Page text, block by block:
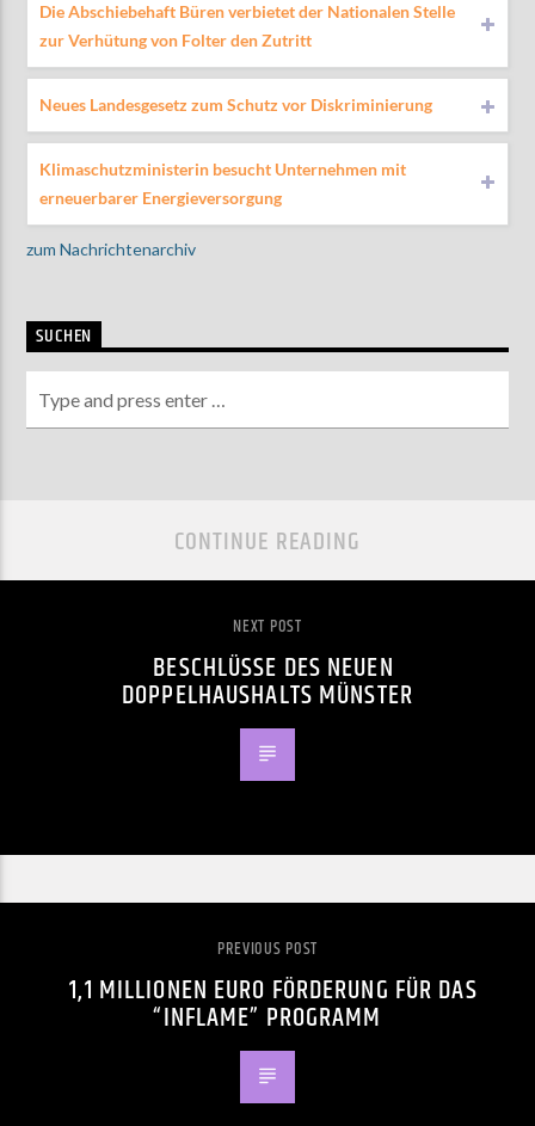
Die Abschiebehaft Büren verbietet der Nationalen Stelle
zur Verhütung von Folter den Zutritt
Neues Landesgesetz zum Schutz vor Diskriminierung
Klimaschutzministerin besucht Unternehmen mit
erneuerbarer Energieversorgung
zum Nachrichtenarchiv
SUCHEN
CONTINUE READING
NEXT POST
BESCHLÜSSE DES NEUEN
DOPPELHAUSHALTS MÜNSTER
PREVIOUS POST
1,1 MILLIONEN EURO FÖRDERUNG FÜR DAS
“INFLAME” PROGRAMM